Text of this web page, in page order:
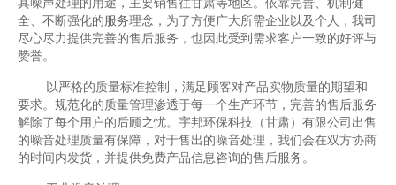
其噪声处理的用途，主要销售往甘肃等地区。依靠完善、机制健
全、不断强化的服务理念，为了方便广大所需企业以及个人，我司
尽心尽力提供完善的售后服务，也因此受到需求客户一致的好评与
赞誉。
以严格的质量标准控制，满足顾客对产品实物质量的期望和
要求。规范化的质量管理渗透于每一个生产环节，完善的售后服务
解除了每个用户的后顾之忧。宇邦环保科技（甘肃）有限公司出售
的噪音处理质量有保障，对于售出的噪音处理，我们会在双方协商
的时间内发货，并提供免费产品信息咨询的售后服务。